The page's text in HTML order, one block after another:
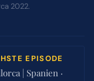
2022.
EPISODE
| Spanien ·